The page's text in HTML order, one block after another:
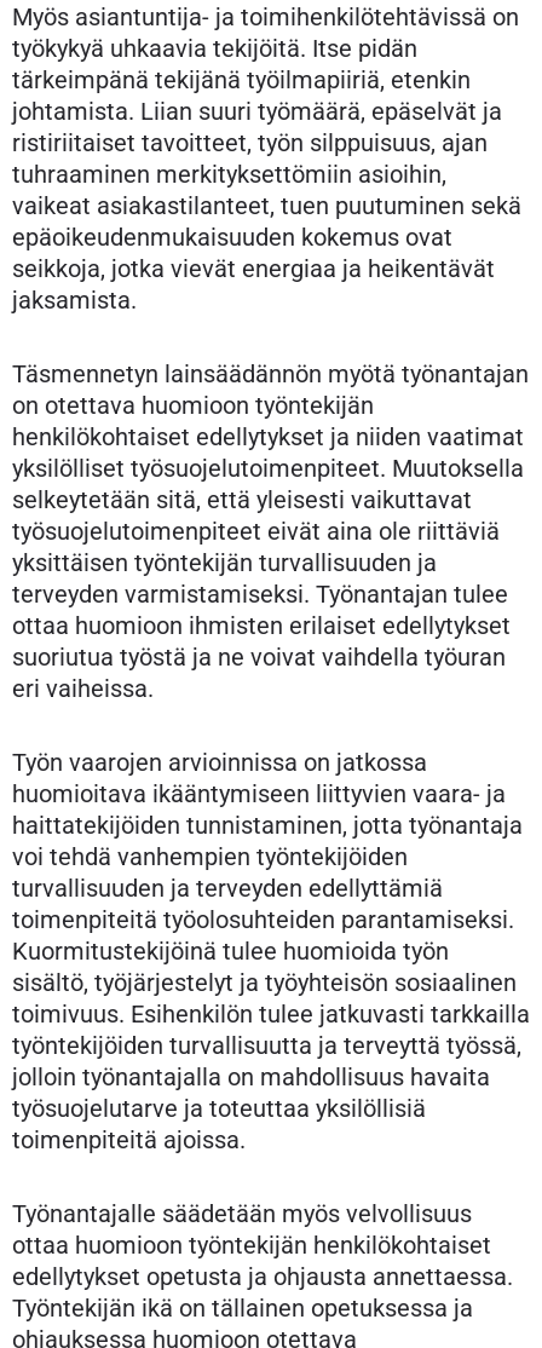
Myös asiantuntija- ja toimihenkilötehtävissä on
työkykyä uhkaavia tekijöitä. Itse pidän
tärkeimpänä tekijänä työilmapiiriä, etenkin
johtamista. Liian suuri työmäärä, epäselvät ja
ristiriitaiset tavoitteet, työn silppuisuus, ajan
tuhraaminen merkityksettömiin asioihin,
vaikeat asiakastilanteet, tuen puutuminen sekä
epäoikeudenmukaisuuden kokemus ovat
seikkoja, jotka vievät energiaa ja heikentävät
jaksamista.
Täsmennetyn lainsäädännön myötä työnantajan
on otettava huomioon työntekijän
henkilökohtaiset edellytykset ja niiden vaatimat
yksilölliset työsuojelutoimenpiteet. Muutoksella
selkeytetään sitä, että yleisesti vaikuttavat
työsuojelutoimenpiteet eivät aina ole riittäviä
yksittäisen työntekijän turvallisuuden ja
terveyden varmistamiseksi. Työnantajan tulee
ottaa huomioon ihmisten erilaiset edellytykset
suoriutua työstä ja ne voivat vaihdella työuran
eri vaiheissa.
Työn vaarojen arvioinnissa on jatkossa
huomioitava ikääntymiseen liittyvien vaara- ja
haittatekijöiden tunnistaminen, jotta työnantaja
voi tehdä vanhempien työntekijöiden
turvallisuuden ja terveyden edellyttämiä
toimenpiteitä työolosuhteiden parantamiseksi.
Kuormitustekijöinä tulee huomioida työn
sisältö, työjärjestelyt ja työyhteisön sosiaalinen
toimivuus. Esihenkilön tulee jatkuvasti tarkkailla
työntekijöiden turvallisuutta ja terveyttä työssä,
jolloin työnantajalla on mahdollisuus havaita
työsuojelutarve ja toteuttaa yksilöllisiä
toimenpiteitä ajoissa.
Työnantajalle säädetään myös velvollisuus
ottaa huomioon työntekijän henkilökohtaiset
edellytykset opetusta ja ohjausta annettaessa.
Työntekijän ikä on tällainen opetuksessa ja
ohjauksessa huomioon otettava